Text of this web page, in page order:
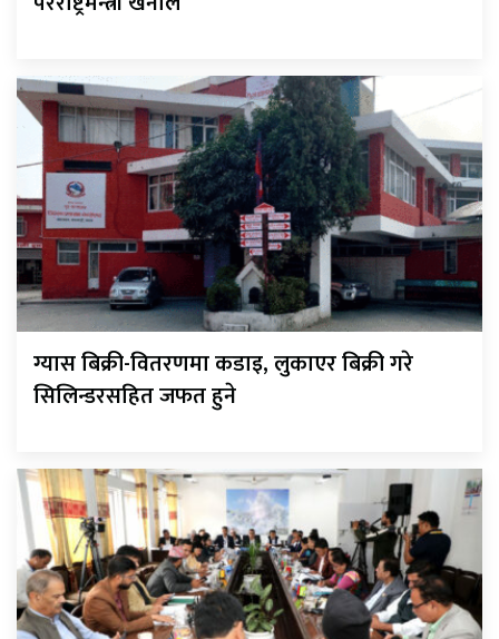
ग्यास बिक्री-वितरणमा कडाइ, लुकाएर बिक्री गरे
सिलिन्डरसहित जफत हुने